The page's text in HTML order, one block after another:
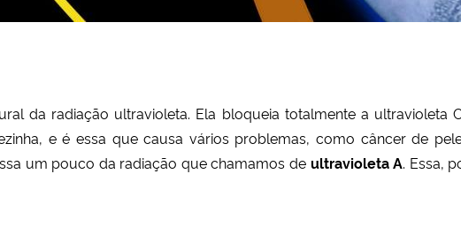
da radiação ultravioleta. Ela bloqueia totalmente a ultravioleta
e é essa que causa vários problemas, como câncer de
um pouco da radiação que chamamos de ultravioleta A. Essa,